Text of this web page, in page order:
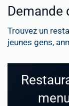
Demande
Trouvez un
jeunes gens,